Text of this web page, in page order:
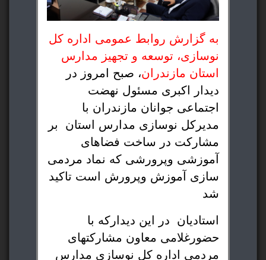
به گزارش روابط عمومی اداره کل
نوسازی، توسعه و تجهیز مدارس
استان مازندران، صبح امروز در
دیدار اکبری مسئول نهضت
اجتماعی جوانان مازندران با
مدیرکل نوسازی مدارس استان بر
مشارکت در ساخت فضاهای
آموزشی وپرورشی که نماد مردمی
سازی آموزش وپرورش است تاکید
شد
استادیان
در این دیدارکه با
حضورغلامی معاون مشارکتهای
مردمی اداره کل نوسازی مدارس